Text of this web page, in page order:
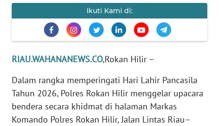
Ikuti Kami di:
RIAU.WAHANANEWS.CO,Rokan Hilir –
Dalam rangka memperingati Hari Lahir Pancasila
Tahun 2026, Polres Rokan Hilir menggelar upacara
bendera secara khidmat di halaman Markas
Komando Polres Rokan Hilir, Jalan Lintas Riau–
DISCLAIMER
Wahana
News
Regional